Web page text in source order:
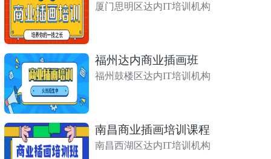
厦门思明区达内IT培训机构
福州达内商业插画班
福州鼓楼区达内IT培训机构
南昌商业插画培训课程
南昌西湖区达内IT培训机构